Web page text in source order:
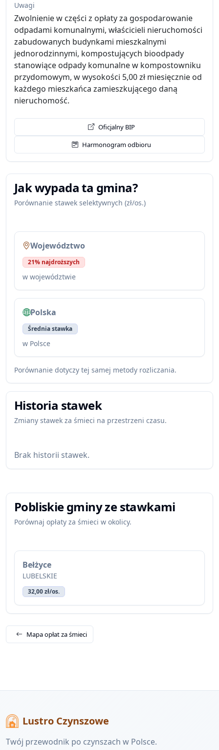
Uwagi
Zwolnienie w części z opłaty za gospodarowanie
odpadami komunalnymi, właścicieli nieruchomości
zabudowanych budynkami mieszkalnymi
jednorodzinnymi, kompostujących bioodpady
stanowiące odpady komunalne w kompostowniku
przydomowym, w wysokości 5,00 zł miesięcznie od
każdego mieszkańca zamieszkującego daną
nieruchomość.
Oficjalny BIP
Harmonogram odbioru
Jak wypada ta gmina?
Porównanie stawek selektywnych (zł/os.)
Województwo
21% najdroższych
w województwie
Polska
Średnia stawka
w Polsce
Porównanie dotyczy tej samej metody rozliczania.
Historia stawek
Zmiany stawek za śmieci na przestrzeni czasu.
Brak historii stawek.
Pobliskie gminy ze stawkami
Porównaj opłaty za śmieci w okolicy.
Bełżyce
LUBELSKIE
32,00 zł/os.
Mapa opłat za śmieci
Lustro Czynszowe
Twój przewodnik po czynszach w Polsce.